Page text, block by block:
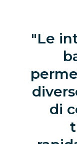
Le
di